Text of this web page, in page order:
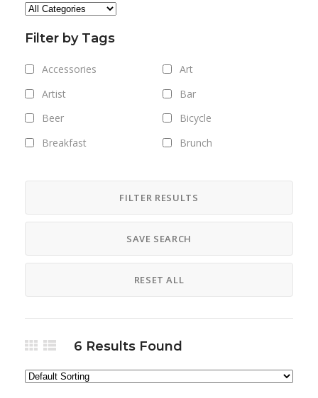
Filter by Tags
Accessories
Art
Artist
Bar
Beer
Bicycle
Breakfast
Brunch
Clothing
Club
Coffee
Culture
Designer
Digital
Drinks
Exhibitions
Fashion
Field trips
FILTER RESULTS
SAVE SEARCH
RESET ALL
6 Results Found